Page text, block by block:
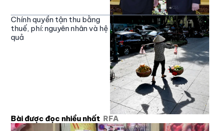
Chính quyền tận thu bằng
thuế, phí: nguyên nhân và hệ
quả
Bài được đọc nhiều nhất RFA